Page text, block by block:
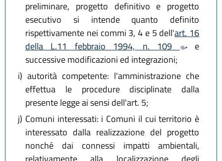
preliminare, progetto definitivo e progetto
esecutivo si intende quanto definito
rispettivamente nei commi 3, 4 e 5 dell'art. 16
della L.11 febbraio 1994, n. 109
e
successive modificazioni ed integrazioni;
i) autorità competente: l'amministrazione che
effettua le procedure disciplinate dalla
presente legge ai sensi dell'art. 5;
j) Comuni interessati: i Comuni il cui territorio è
interessato dalla realizzazione del progetto
nonché dai connessi impatti ambientali,